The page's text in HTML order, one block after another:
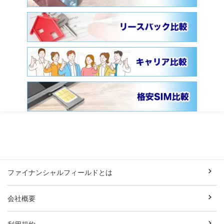
ファイナンシャルフィールドとは
会社概要